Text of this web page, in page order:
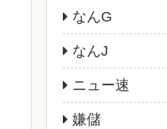
なんG
なんJ
ニュー速
嫌儲